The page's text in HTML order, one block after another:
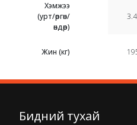
Хэмжээ
(урт/өргөн/
өндөр)
Жин (кг)
Бидний тухай